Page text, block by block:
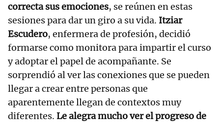
correcta sus emociones, se reúnen en estas
sesiones para dar un giro a su vida. Itziar
Escudero, enfermera de profesión, decidió
formarse como monitora para impartir el curso
y adoptar el papel de acompañante. Se
sorprendió al ver las conexiones que se pueden
llegar a crear entre personas que
aparentemente llegan de contextos muy
diferentes. Le alegra mucho ver el progreso de